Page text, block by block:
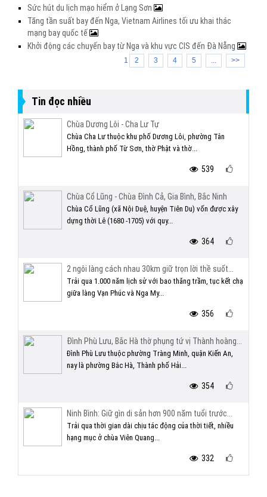
Sức hút du lịch mạo hiểm ở Lạng Sơn
Tăng tần suất bay đến Nga, Vietnam Airlines tối ưu khai thác
mạng bay quốc tế
Khởi động các chuyến bay từ Nga và khu vực CIS đến Đà Nẵng
1 2 3 4 5 ... >>
Tin đọc nhiều
Chùa Dương Lôi - Cha Lư Tự
Chùa Cha Lư thuộc khu phố Dương Lôi, phường Tân
Hồng, thành phố Từ Sơn, thờ Phật và thờ...
539
Chùa Cổ Lũng - Chùa Đình Cả, Gia Bình, Bắc Ninh
Chùa Cổ Lũng (xã Nội Duệ, huyện Tiên Du) vốn được xây
dựng thời Lê (1680 -1705) với quy...
364
2 ngôi làng cách nhau 30km giữ trọn lời thề suốt...
Trải qua 1.000 năm lịch sử với bao thăng trầm, tục kết chạ
giữa làng Vạn Phúc và Nga My...
356
Đình Phù Lưu, Bắc Hà thờ phụng tứ vị Thành hoàng...
Đình Phù Lưu thuộc phường Tràng Minh, quận Kiến An,
nay là phường Bắc Hà, Thành phố Hải...
354
Ninh Bình: Giữ gìn di sản hơn 900 năm tuổi trước...
Trải qua thời gian dài chịu tác động của thời tiết, nhiều
hạng mục ở chùa Viên Quang...
332